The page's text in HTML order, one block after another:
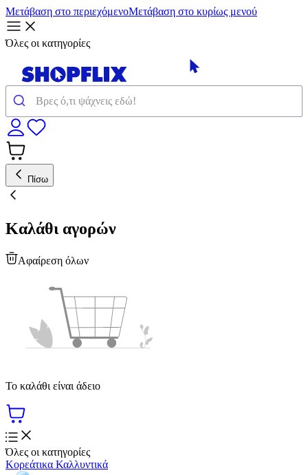
Μετάβαση στο περιεχόμενοΜετάβαση στο κυρίως μενού
Όλες οι κατηγορίες
Πίσω
Καλάθι αγορών
Αφαίρεση όλων
Το καλάθι είναι άδειο
Όλες οι κατηγορίες
Κορεάτικα Καλλυντικά